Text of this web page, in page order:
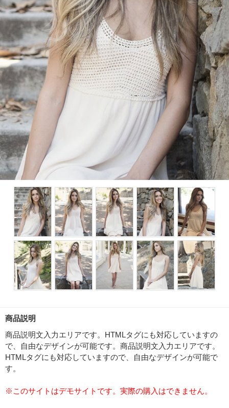
商品説明
商品説明文入力エリアです。HTMLタグにも対応していますの
で、自由なデザインが可能です。商品説明文入力エリアです。
HTMLタグにも対応していますので、自由なデザインが可能で
す。
※このサイトはデモサイトです。実際の購入はできません。